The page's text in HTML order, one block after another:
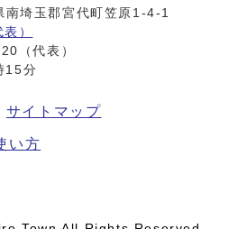
埼玉郡宮代町笠原1-4-1
）
（代表）
15分
サイトマップ
い方